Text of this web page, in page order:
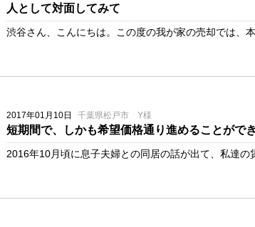
人として対面してみて
渋谷さん、こんにちは。この度の我が家の売却では、
2017年01月10日 千葉県松戸市 Y様
短期間で、しかも希望価格通り進めることができ
2016年10月頃に息子夫婦との同居の話が出て、私達